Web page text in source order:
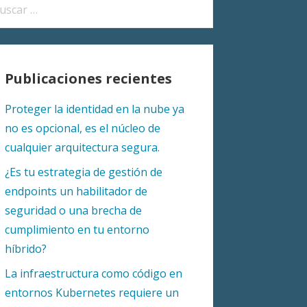
Publicaciones recientes
Proteger la identidad en la nube ya
no es opcional, es el núcleo de
cualquier arquitectura segura.
¿Es tu estrategia de gestión de
endpoints un habilitador de
seguridad o una brecha de
cumplimiento en tu entorno
híbrido?
La infraestructura como código en
entornos Kubernetes requiere un